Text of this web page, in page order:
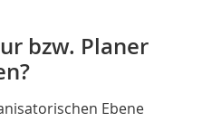
bzw. Planer
Ebene